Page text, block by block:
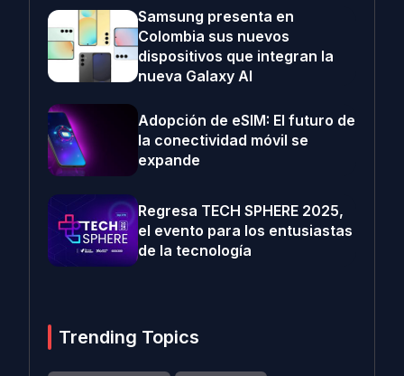
Samsung presenta en
Colombia sus nuevos
dispositivos que integran la
nueva Galaxy AI
Adopción de eSIM: El futuro de
la conectividad móvil se
expande
Regresa TECH SPHERE 2025,
el evento para los entusiastas
de la tecnología
Trending Topics